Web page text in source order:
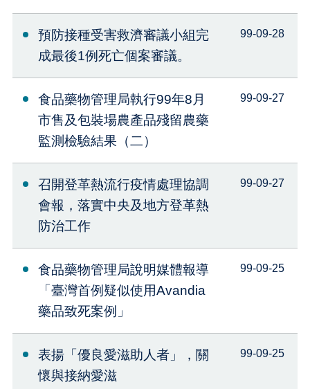
預防接種受害救濟審議小組完
成最後1例死亡個案審議。
99-09-28
食品藥物管理局執行99年8月
市售及包裝場農產品殘留農藥
監測檢驗結果（二）
99-09-27
召開登革熱流行疫情處理協調
會報，落實中央及地方登革熱
防治工作
99-09-27
食品藥物管理局說明媒體報導
「臺灣首例疑似使用Avandia
藥品致死案例」
99-09-25
表揚「優良愛滋助人者」，關
懷與接納愛滋
99-09-25